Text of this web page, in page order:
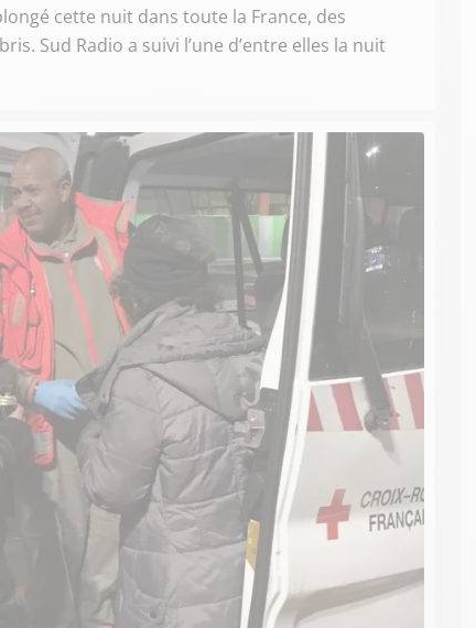
cette nuit dans toute la France, des
Sud Radio a suivi l’une d’entre elles la nuit